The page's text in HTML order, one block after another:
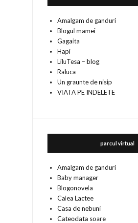
Amalgam de ganduri
Blogul mamei
Gagaita
Hapi
LiluTesa – blog
Raluca
Un graunte de nisip
VIATA PE INDELETE
parcul virtual
Amalgam de ganduri
Baby manager
Blogonovela
Calea Lactee
Casa de nebuni
Cateodata soare